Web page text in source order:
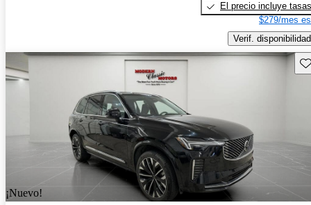
El precio incluye tasas
$279/mes
Verif. disponibilidad
¡Nuevo!